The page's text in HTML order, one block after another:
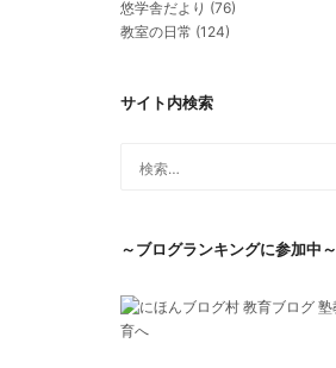
悠学舎だより (76)
教室の日常 (124)
サイト内検索
～ブログランキングに参加中～